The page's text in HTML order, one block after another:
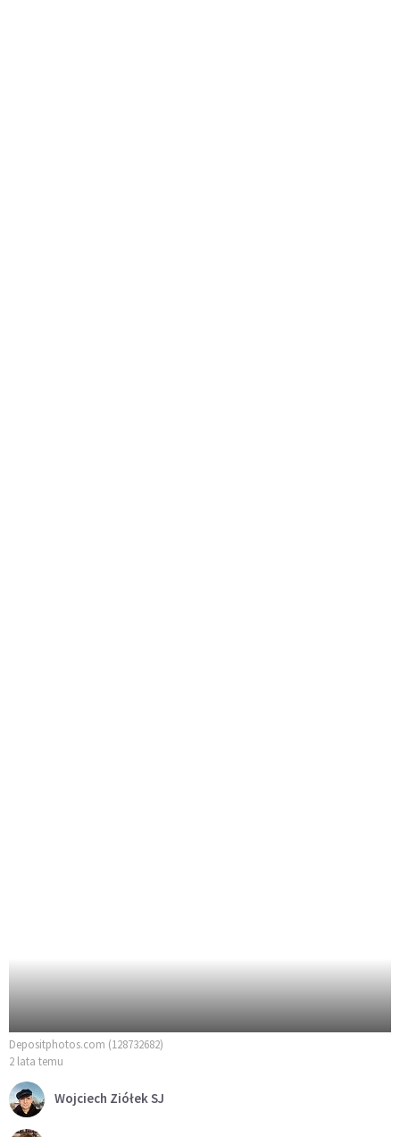
Depositphotos.com (128732682)
2 lata temu
Wojciech Ziółek SJ